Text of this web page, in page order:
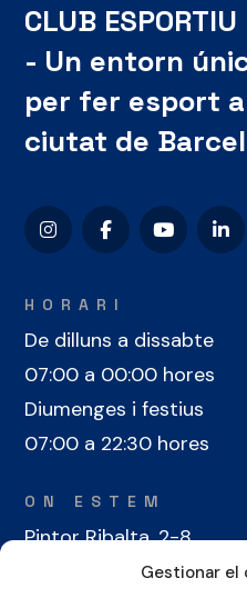
Gestionar el
CLUB ESPORTIU
- Un entorn
per fer esport
ciutat de
HORARI
De dilluns a dissabte
07:00 a 00:00 hores
Diumenges i festius
07:00 a 22:30 hores
ON ESTEM
Pintor Ribalta, 2-8
08028 Barcelona